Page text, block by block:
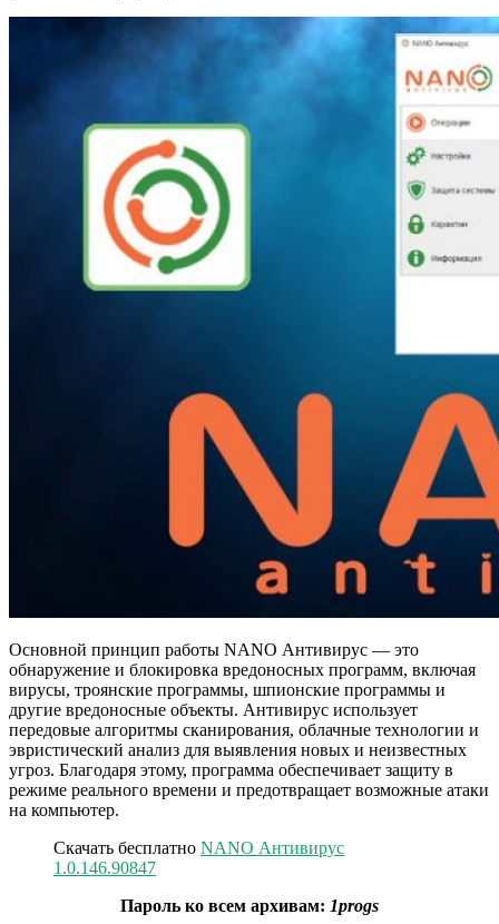
Основной принцип работы NANO Антивирус — это
обнаружение и блокировка вредоносных программ, включая
вирусы, троянские программы, шпионские программы и
другие вредоносные объекты. Антивирус использует
передовые алгоритмы сканирования, облачные технологии и
эвристический анализ для выявления новых и неизвестных
угроз. Благодаря этому, программа обеспечивает защиту в
режиме реального времени и предотвращает возможные атаки
на компьютер.
Скачать бесплатно NANO Антивирус
1.0.146.90847
Пароль ко всем архивам: 1progs